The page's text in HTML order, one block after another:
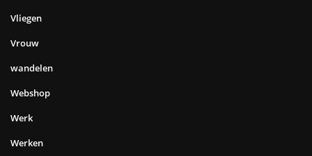
Vliegen
Vrouw
wandelen
Webshop
Werk
Werken